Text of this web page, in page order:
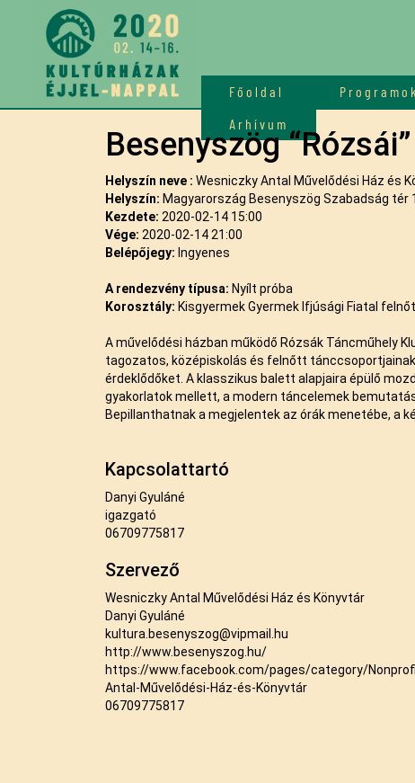
Főoldal Programok
Arhívum
Besenyszög “Rózsái”
Helyszín neve : Wesniczky Antal Művelődési Ház és
Helyszín: Magyarország Besenyszög Szabadság tér 1.
Kezdete: 2020-02-14 15:00
Vége: 2020-02-14 21:00
Belépőjegy: Ingyenes
A rendezvény típusa: Nyílt próba
Korosztály: Kisgyermek Gyermek Ifjúsági Fiatal
A művelődési házban működő Rózsák Táncműhely
tagozatos, középiskolás és felnőtt
érdeklődőket. A klasszikus balett alapjaira épülő
gyakorlatok mellett, a modern táncelemek
Bepillanthatnak a megjelentek az órák menetébe, a
Kapcsolattartó
Danyi Gyuláné
igazgató
06709775817
Szervező
Wesniczky Antal Művelődési Ház és Könyvtár
Danyi Gyuláné
kultura.besenyszog@vipmail.hu
http://www.besenyszog.hu/
https://www.facebook.com/pages/category/
Antal-Művelődési-Ház-és-Könyvtár
06709775817